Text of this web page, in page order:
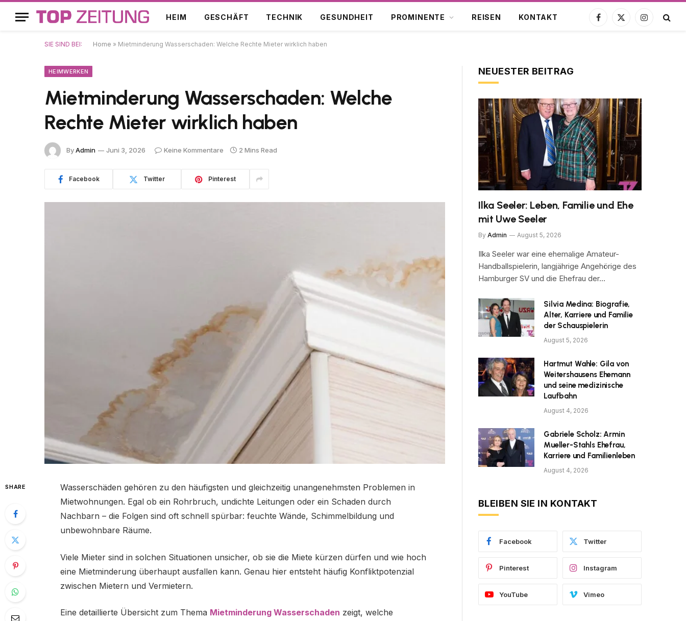
HEIM GESCHÄFT TECHNIK GESUNDHEIT PROMINENTE REISEN KONTAKT
Facebook
X
Instagram
SIE SIND BEI: Home » Mietminderung Wasserschaden: Welche Rechte Mieter wirklich haben
HEIMWERKEN
Mietminderung Wasserschaden: Welche
Rechte Mieter wirklich haben
ByAdmin Juni 3, 2026 Keine Kommentare 2 Mins Read
Facebook Twitter Pinterest
SHARE
Wasserschäden gehören zu den häufigsten und gleichzeitig unangenehmsten Problemen in
Mietwohnungen. Egal ob ein Rohrbruch, undichte Leitungen oder ein Schaden durch
Nachbarn – die Folgen sind oft schnell spürbar: feuchte Wände, Schimmelbildung und
unbewohnbare Räume.
Viele Mieter sind in solchen Situationen unsicher, ob sie die Miete kürzen dürfen und wie hoch
eine Mietminderung überhaupt ausfallen kann. Genau hier entsteht häufig Konfliktpotenzial
zwischen Mietern und Vermietern.
Eine detaillierte Übersicht zum Thema Mietminderung Wasserschaden zeigt, welche
NEUESTER BEITRAG
Ilka Seeler: Leben, Familie und Ehe
mit Uwe Seeler
By Admin August 5, 2026
Ilka Seeler war eine ehemalige Amateur-
Handballspielerin, langjährige Angehörige des
Hamburger SV und die Ehefrau der…
Silvia Medina: Biografie,
Alter, Karriere und Familie
der Schauspielerin
August 5, 2026
Hartmut Wahle: Gila von
Weitershausens Ehemann
und seine medizinische
Laufbahn
August 4, 2026
Gabriele Scholz: Armin
Mueller-Stahls Ehefrau,
Karriere und Familienleben
August 4, 2026
BLEIBEN SIE IN KONTAKT
Facebook Twitter
Pinterest Instagram
YouTube Vimeo